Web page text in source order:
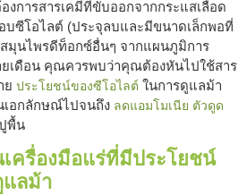
การสารเคมีที่ขับออกจากกระแสเลือด
บซีโอไลต์ (ประจุลบและมีขนาดเล็กพอที่
สมุนไพรดีท็อกซ์อื่นๆ จากแผนภูมิการ
ยเดือน คุณควรพบว่าคุณต้องหันไปใช้สาร
ย ประโยชน์ของซีโอไลต์ ในการดูแลม้า
อกลักษณ์ไปจนถึง ลดแอมโมเนีย ตัวดูด
พื้น
ครื่องมือแร่ที่มีประโยชน์
แลม้า